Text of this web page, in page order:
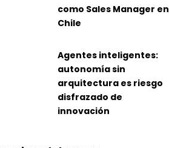
como Sales Manager en
Chile
Agentes inteligentes:
autonomía sin
arquitectura es riesgo
disfrazado de
innovación